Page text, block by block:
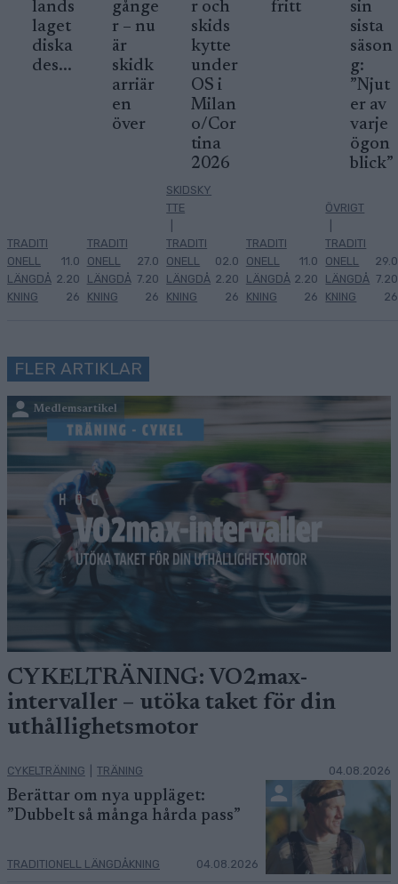
lands
laget
diska
des...
TRADITI
ONELL
LÄNGDÅ
KNING
11.0
2.20
26
gånge
r – nu
är
skidk
arriär
en
över
TRADITI
ONELL
LÄNGDÅ
KNING
27.0
7.20
26
r och
skids
kytte
under
OS i
Milan
o/Cor
tina
2026
SKIDSKY
TTE
TRADITI
ONELL
LÄNGDÅ
KNING
02.0
2.20
26
fritt
TRADITI
ONELL
LÄNGDÅ
KNING
11.0
2.20
26
sin
sista
säson
g:
”Njut
er av
varje
ögon
blick”
ÖVRIGT
TRADITI
ONELL
LÄNGDÅ
KNING
29.0
7.20
26
FLER ARTIKLAR
Medlemsartikel
CYKELTRÄNING: VO2max-
intervaller – utöka taket för din
uthållighetsmotor
CYKELTRÄNING TRÄNING 04.08.2026
Berättar om nya uppläget:
”Dubbelt så många hårda pass”
TRADITIONELL LÄNGDÅKNING 04.08.2026